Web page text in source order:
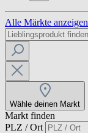
Alle Märkte anzeigen
Wähle deinen Markt
Markt finden
PLZ / Ort